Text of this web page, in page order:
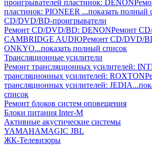
проигрывателей пластинок: DENON
пластинок: PIONEER ...показать полный
CD/DVD/BD-проигрыватели
Ремонт CD/DVD/BD: DENONРемонт
CAMBRIDGE AUDIOРемонт CD/DVD/
ONKYO...показать полный список
Трансляционные усилители
Ремонт трансляционных усилителей:
трансляционных усилителей: ROXTON
трансляционных усилителей: JEDIA
список
Ремонт блоков систем оповещения
Блоки питания Inter-M
Активные акустические системы
YAMAHAMAGIC JBL
ЖК-Телевизоры